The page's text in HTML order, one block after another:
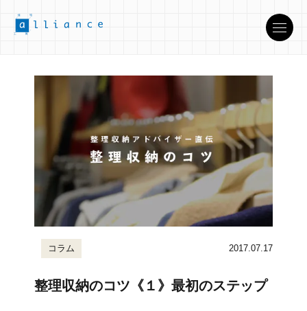
コラム 2017.07.17
整理収納のコツ《１》最初のステップ